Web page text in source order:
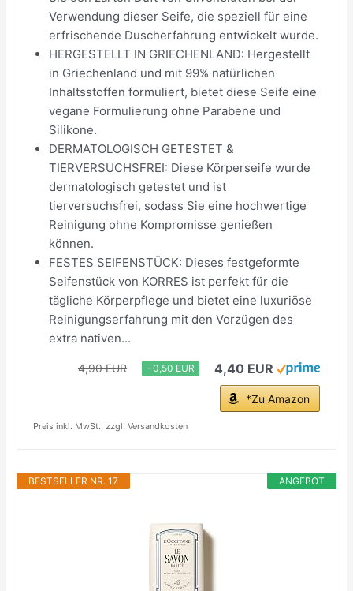
Verwendung dieser Seife, die speziell für eine
erfrischende Duscherfahrung entwickelt wurde.
HERGESTELLT IN GRIECHENLAND: Hergestellt
in Griechenland und mit 99% natürlichen
Inhaltsstoffen formuliert, bietet diese Seife eine
vegane Formulierung ohne Parabene und
Silikone.
DERMATOLOGISCH GETESTET &
TIERVERSUCHSFREI: Diese Körperseife wurde
dermatologisch getestet und ist
tierversuchsfrei, sodass Sie eine hochwertige
Reinigung ohne Kompromisse genießen
können.
FESTES SEIFENSTÜCK: Dieses festgeformte
Seifenstück von KORRES ist perfekt für die
tägliche Körperpflege und bietet eine luxuriöse
Reinigungserfahrung mit den Vorzügen des
extra nativen...
4,90 EUR −0,50 EUR 4,40 EUR
*Zu Amazon
Preis inkl. MwSt., zzgl. Versandkosten
ANGEBOT
BESTSELLER NR. 17